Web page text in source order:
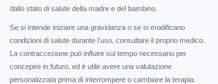
dallo stato di salute della madre e del bambino.
Se si intende iniziare una gravidanza o se si modificano
condizioni di salute durante l'uso, consultare il proprio medico.
La contraccezione può influire sul tempo necessario per
concepire in futuro, ed è utile avere una valutazione
personalizzata prima di interrompere o cambiare la terapia.